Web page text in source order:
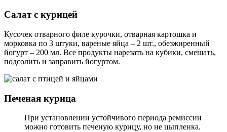
Салат с курицей
Кусочек отварного филе курочки, отварная картошка и
морковка по 3 штуки, вареные яйца – 2 шт., обезжиренный
йогурт – 200 мл. Все продукты нарезать на кубики, смешать,
подсолить и заправить йогуртом.
Печеная курица
При установлении устойчивого периода ремиссии
можно готовить печеную курицу, но не цыпленка.